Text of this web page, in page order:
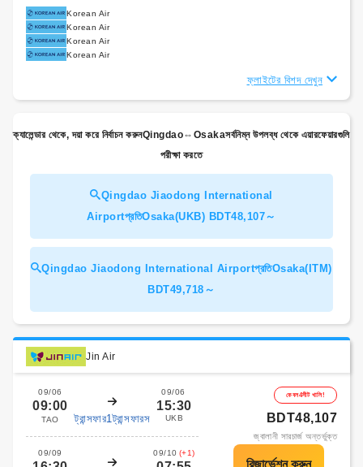
Korean Air
Korean Air
Korean Air
Korean Air
ফ্লাইটের বিশদ দেখুন
ক্যালেন্ডার থেকে, দয়া করে নির্বাচন করুনQingdao⇔Osakaসর্বনিম্ন উপলব্ধ থেকে এয়ারফেয়ারগুলি
পরীক্ষা করতে
Qingdao Jiaodong International
Airportপ্রতিOsaka(UKB) BDT48,107～
Qingdao Jiaodong International Airportপ্রতিOsaka(ITM)
BDT49,718～
Jin Air
09/06
09:00
TAO ট্রান্সফার1ট্রান্সফারস
09/06
15:30
UKB
09/09 09/10 (+1)
কেবল4সীট খালি!
BDT48,107
জ্বালানী সারচার্জ অন্তর্ভুক্ত